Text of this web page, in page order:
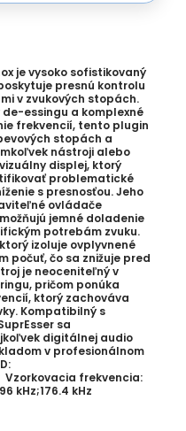
je vysoko sofistikovaný
presnú kontrolu
v zvukových stopách.
essingu a komplexné
frekvencií, tento plugin
stopách a
nástroji alebo
displej, ktorý
problematické
s presnosťou. Jeho
ovládače
jemné doladenie
potrebám zvuku.
izoluje ovplyvnené
počuť, čo sa znižuje pred
je neoceniteľný v
pričom ponúka
ktorý zachováva
Kompatibilný s
sa
digitálnej audio
v profesionálnom
frekvencia:
kHz;176.4 kHz